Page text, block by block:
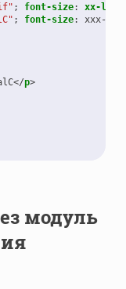
; font-size:
xx-
; font-size:
xxx-
</p>
модуль